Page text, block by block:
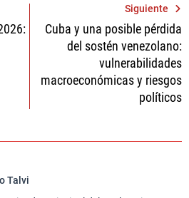
Siguiente
Cuba y una posible pérdida
del sostén venezolano:
vulnerabilidades
macroeconómicas y riesgos
políticos
Talvi